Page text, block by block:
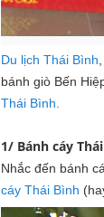
Du lịch Thái Bình
bánh giò Bến
Thái Bình.
1/ Bánh cáy
Nhắc đến bánh
cáy Thái Bình